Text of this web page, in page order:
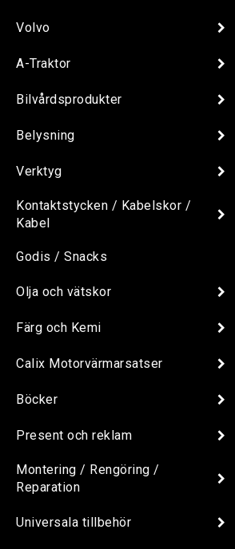
Volvo
A-Traktor
Bilvårdsprodukter
Belysning
Verktyg
Kontaktstycken / Kabelskor /
Kabel
Godis / Snacks
Olja och vätskor
Färg och Kemi
Calix Motorvärmarsatser
Böcker
Present och reklam
Montering / Rengöring /
Reparation
Universala tillbehör